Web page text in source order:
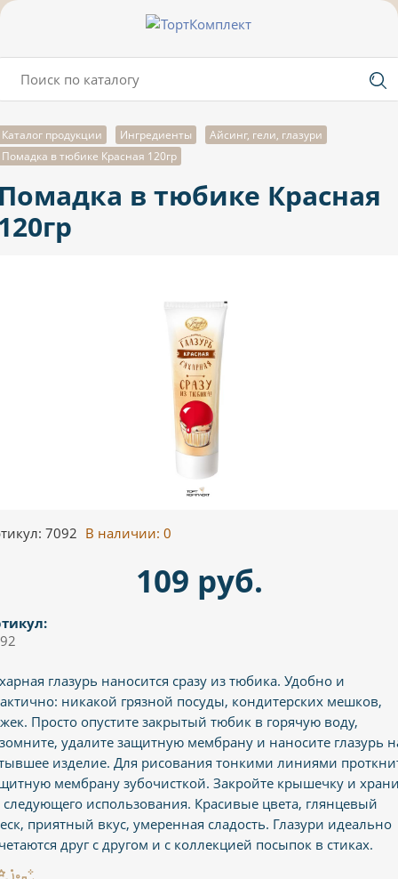
Каталог продукции Ингредиенты
Айсинг, гели, глазури
Помадка в тюбике Красная 120гр
в тюбике Красная
7092 В наличии: 0
109 руб.
глазурь наносится сразу из тюбика. Удобно и
никакой грязной посуды, кондитерских мешков,
Просто опустите закрытый тюбик в горячую воду,
удалите защитную мембрану и наносите глазурь
изделие. Для рисования тонкими линиями
мембрану зубочисткой. Закройте крышечку и
следующего использования. Красивые цвета, глянцевый
приятный вкус, умеренная сладость. Глазури идеально
друг с другом и с коллекцией посыпок в стиках.